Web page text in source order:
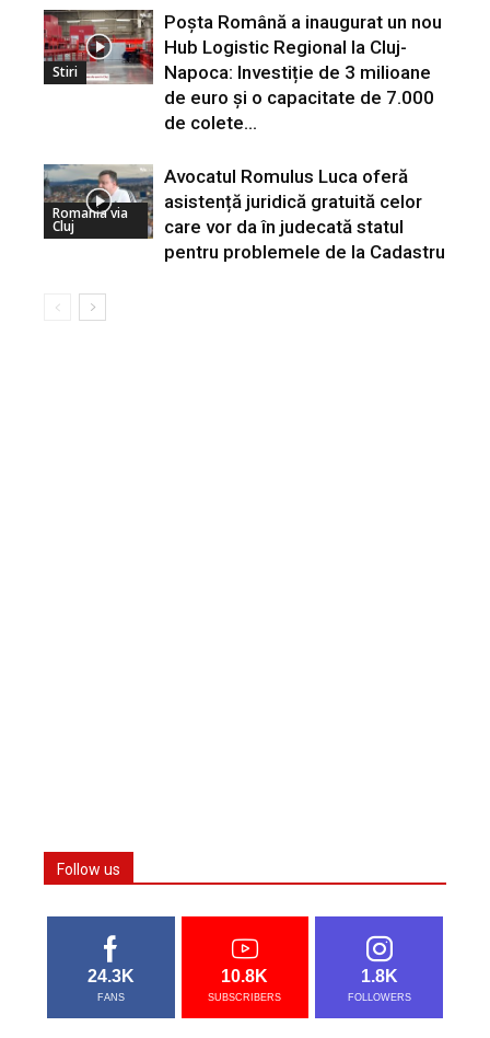
Stiri
Poșta Română a inaugurat un nou
Hub Logistic Regional la Cluj-
Napoca: Investiție de 3 milioane
de euro și o capacitate de 7.000
de colete...
Romania via
Cluj
Avocatul Romulus Luca oferă
asistență juridică gratuită celor
care vor da în judecată statul
pentru problemele de la Cadastru
Follow us
24.3K
FANS
10.8K
SUBSCRIBERS
1.8K
FOLLOWERS